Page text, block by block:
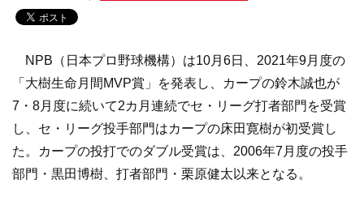
NPB（日本プロ野球機構）は10月6日、2021年9月度の
「大樹生命月間MVP賞」を発表し、カープの鈴木誠也が
7・8月度に続いて2カ月連続でセ・リーグ打者部門を受賞
し、セ・リーグ投手部門はカープの床田寛樹が初受賞し
た。カープの投打でのダブル受賞は、2006年7月度の投手
部門・黒田博樹、打者部門・栗原健太以来となる。